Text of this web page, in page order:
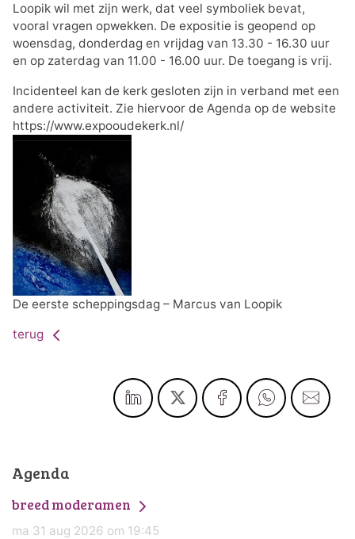
Loopik wil met zijn werk, dat veel symboliek bevat,
vooral vragen opwekken. De expositie is geopend op
woensdag, donderdag en vrijdag van 13.30 - 16.30 uur
en op zaterdag van 11.00 - 16.00 uur. De toegang is vrij.
Incidenteel kan de kerk gesloten zijn in verband met een
andere activiteit. Zie hiervoor de Agenda op de website
https://www.expooudekerk.nl/
De eerste scheppingsdag – Marcus van Loopik
terug
Agenda
breed moderamen
ma 31 aug 2026 om 19:45